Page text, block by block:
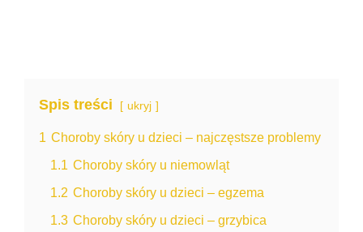
Spis treści ukryj
1 Choroby skóry u dzieci – najczęstsze problemy
1.1 Choroby skóry u niemowląt
1.2 Choroby skóry u dzieci – egzema
1.3 Choroby skóry u dzieci – grzybica